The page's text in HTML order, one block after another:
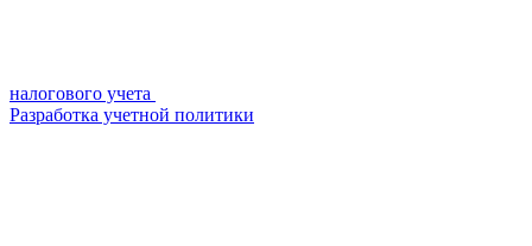
налогового учета
Разработка учетной политики